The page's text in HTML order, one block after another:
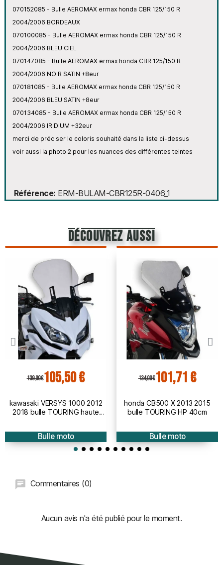
070152085 - Bulle AEROMAX ermax honda CBR 125/150 R
2004/2006 BORDEAUX
070100085 - Bulle AEROMAX ermax honda CBR 125/150 R
2004/2006 BLEU CIEL
070147085 - Bulle AEROMAX ermax honda CBR 125/150 R
2004/2006 NOIR SATIN +8eur
070181085 - Bulle AEROMAX ermax honda CBR 125/150 R
2004/2006 BLEU SATIN +8eur
070134085 - Bulle AEROMAX ermax honda CBR 125/150 R
2004/2006 IRIDIUM +32eur
merci de préciser le coloris souhaité dans la liste ci-dessus
voir aussi la photo 2 pour les nuances des différentes teintes
Référence ERM-BULAM-CBR125R-0406_1
découvrez aussi
139,00 €105,50 €
kawasaki VERSYS 1000 2012
2018 bulle TOURING haute
Bulle moto
134,00 €101,71 €
honda CB500 X 2013 2015
bulle TOURING HP 40cm
Bulle moto
Commentaires (0)
Aucun avis n'a été publié pour le moment.